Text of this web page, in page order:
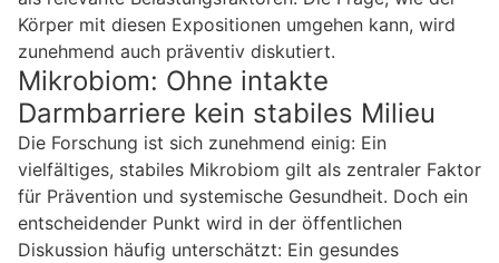
Körper mit diesen Expositionen umgehen kann, wird
zunehmend auch präventiv diskutiert.
Mikrobiom: Ohne intakte
Darmbarriere kein stabiles Milieu
Die Forschung ist sich zunehmend einig: Ein
vielfältiges, stabiles Mikrobiom gilt als zentraler Faktor
für Prävention und systemische Gesundheit. Doch ein
entscheidender Punkt wird in der öffentlichen
Diskussion häufig unterschätzt: Ein gesundes